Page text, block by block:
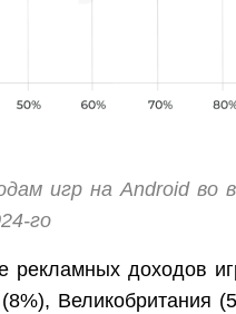
игр на Android во
го
рекламных доходов
Великобритания